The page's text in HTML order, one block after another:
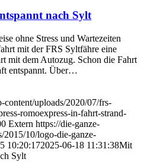
nach Sylt
ohne Stress und Wartezeiten
mit der FRS Syltfähre eine
mit dem Autozug. Schon die Fahrt
entspannt. Über…
content/uploads/2020/07/frs-
romoexpress-in-fahrt-strand-
Extern https://die-ganze-
2015/10/logo-die-ganze-
10:20:172025-06-18 11:31:38Mit
Sylt